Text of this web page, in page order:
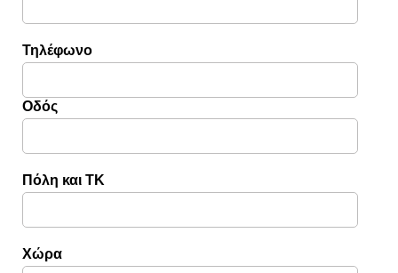
Τηλέφωνο
Οδός
Πόλη και ΤΚ
Χώρα